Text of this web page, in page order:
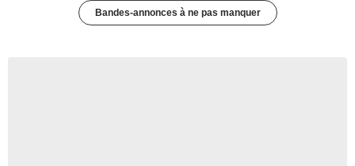
Bandes-annonces à ne pas manquer